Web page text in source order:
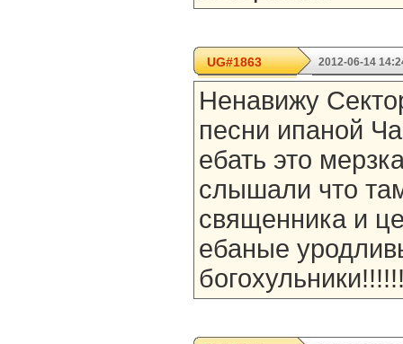
UG#1863 2012-06-14
Ненавижу
песни ипаной
ебать это
слышали что
священника и
ебаные